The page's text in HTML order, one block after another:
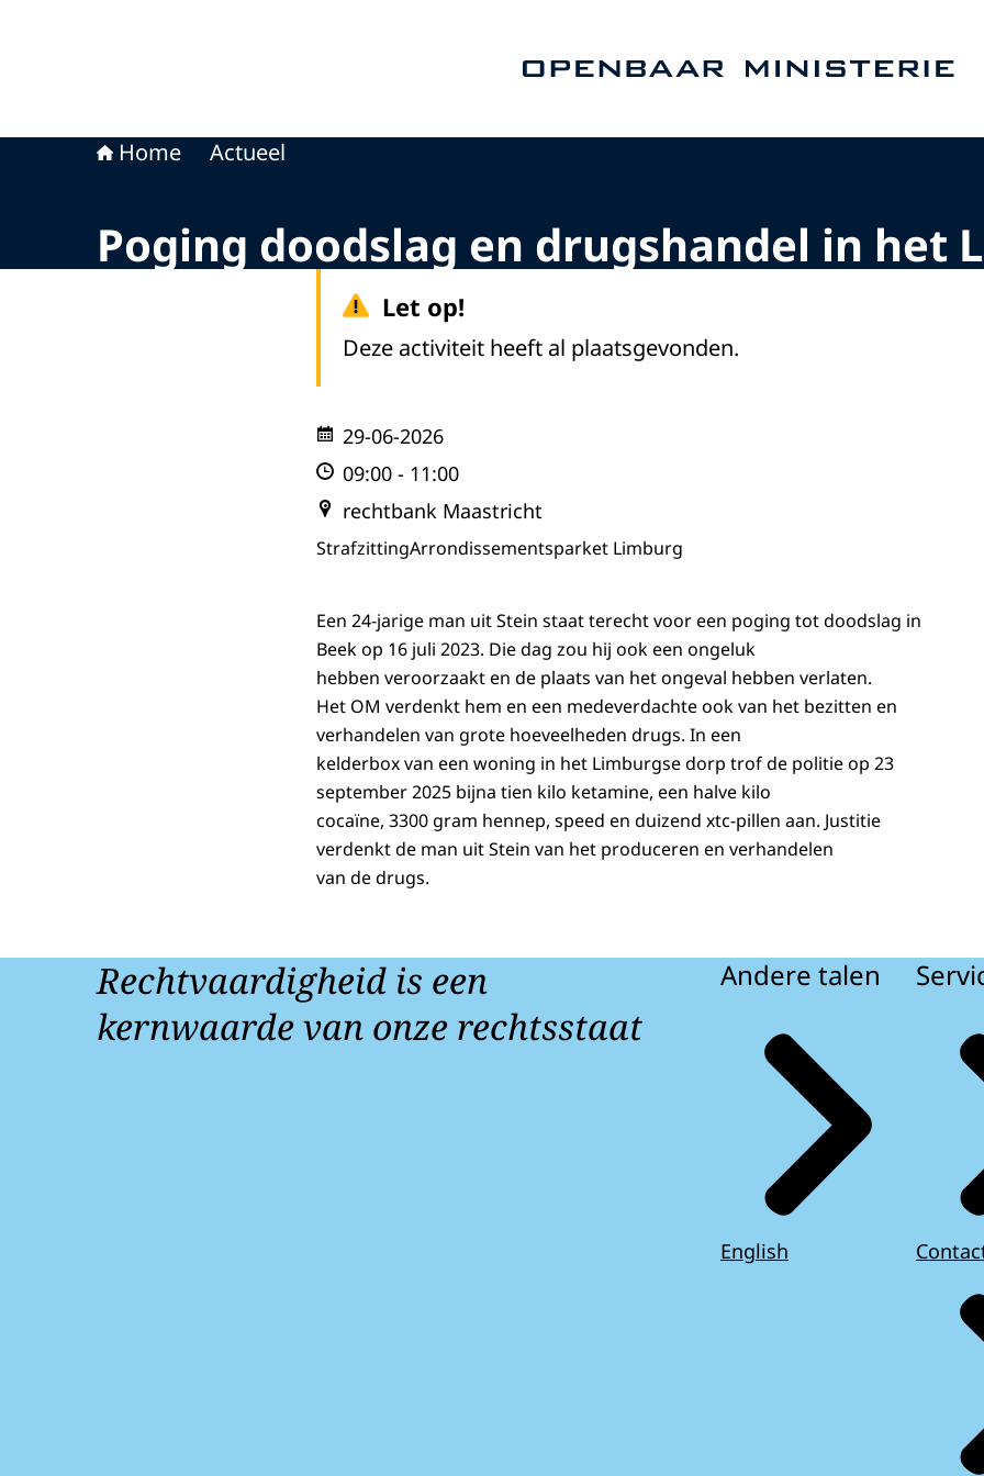
Home Actueel
Poging doodslag en drugshandel in het
Let op!
Deze activiteit heeft al plaatsgevonden.
29-06-2026
09:00 - 11:00
rechtbank Maastricht
StrafzittingArrondissementsparket Limburg
Een 24-jarige man uit Stein staat terecht voor een poging tot doodslag in
Beek op 16 juli 2023. Die dag zou hij ook een ongeluk
hebben veroorzaakt en de plaats van het ongeval hebben verlaten.
Het OM verdenkt hem en een medeverdachte ook van het bezitten en
verhandelen van grote hoeveelheden drugs. In een
kelderbox van een woning in het Limburgse dorp trof de politie op 23
september 2025 bijna tien kilo ketamine, een halve kilo
cocaïne, 3300 gram hennep, speed en duizend xtc-pillen aan. Justitie
verdenkt de man uit Stein van het produceren en verhandelen
van de drugs.
Rechtvaardigheid is een
kernwaarde van onze rechtsstaat
Andere talen
English